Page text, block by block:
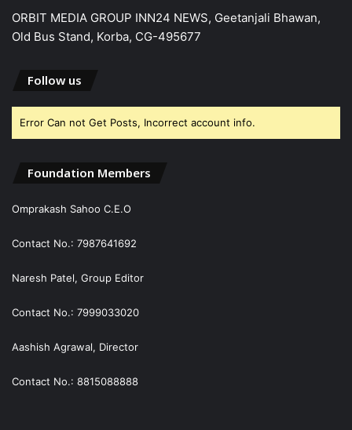
ORBIT MEDIA GROUP INN24 NEWS, Geetanjali Bhawan,
Old Bus Stand, Korba, CG-495677
Follow us
Error Can not Get Posts, Incorrect account info.
Foundation Members
Omprakash Sahoo C.E.O
Contact No.: 7987641692
Naresh Patel, Group Editor
Contact No.: 7999033020
Aashish Agrawal, Director
Contact No.: 8815088888